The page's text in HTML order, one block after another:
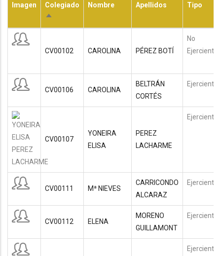
Imagen
Colegiado
Ordenar
descendente
Nombre Apellidos Tipo
CV00102 CAROLINA PÉREZ BOTÍ
No
Ejerciente
CV00106 CAROLINA
BELTRÁN
CORTÉS
Ejerciente
CV00107
YONEIRA
ELISA
PEREZ
LACHARME
Ejerciente
CV00111 Mª NIEVES
CARRICONDO
ALCARAZ
Ejerciente
CV00112 ELENA
MORENO
GUILLAMONT
Ejerciente
Ejerciente